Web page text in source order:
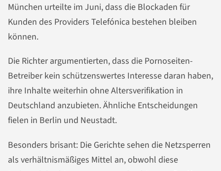
München urteilte im Juni, dass die Blockaden für
Kunden des Providers Telefónica bestehen bleiben
können.
Die Richter argumentierten, dass die Pornoseiten-
Betreiber kein schützenswertes Interesse daran haben,
ihre Inhalte weiterhin ohne Altersverifikation in
Deutschland anzubieten. Ähnliche Entscheidungen
fielen in Berlin und Neustadt.
Besonders brisant: Die Gerichte sehen die Netzsperren
als verhältnismäßiges Mittel an, obwohl diese